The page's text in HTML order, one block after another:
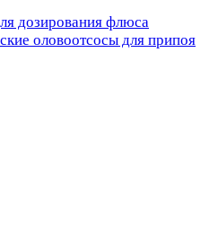
дозирования флюса
оловоотсосы для припоя